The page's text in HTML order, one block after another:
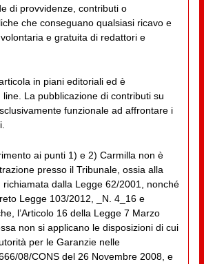
di provvidenze, contributi o
che conseguano qualsiasi ricavo e
e gratuita di redattori e
in piani editoriali ed è
La pubblicazione di contributi su
funzionale ad affrontare i
ai punti 1) e 2) Carmilla non è
presso il Tribunale, ossia alla
richiamata dalla Legge 62/2001, nonché
Legge 103/2012, _N. 4_16 e
l’Articolo 16 della Legge 7 Marzo
non si applicano le disposizioni di cui
per le Garanzie nelle
08/CONS del 26 Novembre 2008, e